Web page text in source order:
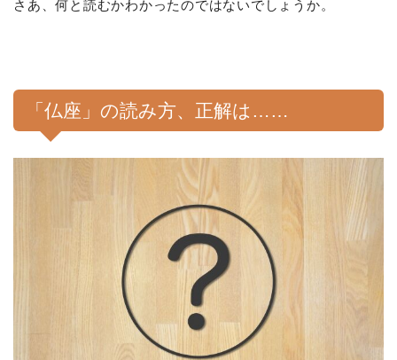
さあ、何と読むかわかったのではないでしょうか。
「仏座」の読み方、正解は……